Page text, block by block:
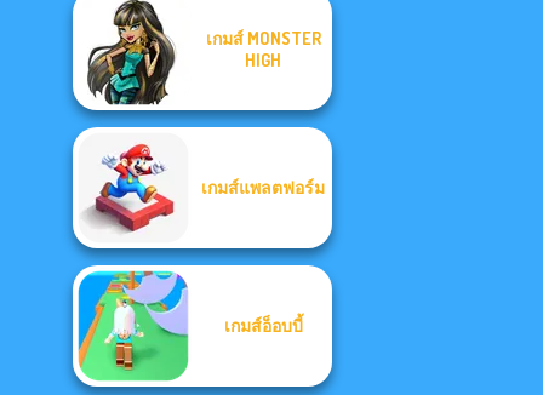
เกมส์ MONSTER
HIGH
เกมส์แพลตฟอร์ม
เกมส์อ็อบบี้